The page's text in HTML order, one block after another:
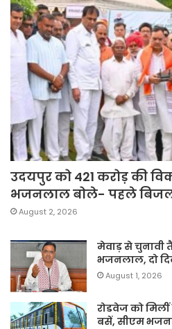
उदयपुर को 421 करोड़ की
भजनलाल बोले- पहले
August 2, 2026
मेवाड़ से चुनावी
भजनलाल, दो
August 1, 2026
रोडवेज को
बसें, सीएम